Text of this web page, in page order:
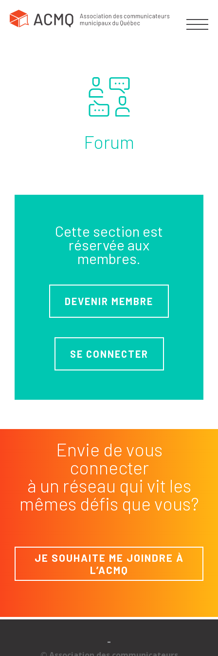
Forum
Cette section est
réservée aux
membres.
DEVENIR MEMBRE
SE CONNECTER
Envie de vous
connecter
à un réseau qui vit les
mêmes défis que vous?
JE SOUHAITE ME JOINDRE À
L’ACMQ
-